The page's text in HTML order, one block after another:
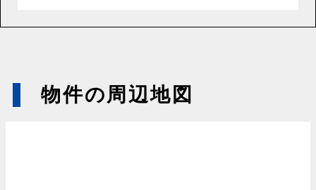
物件の周辺地図